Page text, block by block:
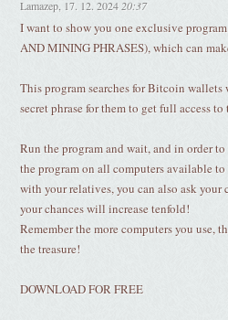
Lamazep 17. 12. 2024 20:37
I want to show you one exclusive
AND MINING PHRASES), which can
This program searches for Bitcoin
secret phrase for them to get full access
Run the program and wait, and in order
the program on all computers available
with your relatives, you can also ask your
your chances will increase tenfold!
Remember the more computers you use,
the treasure!
DOWNLOAD FOR FREE